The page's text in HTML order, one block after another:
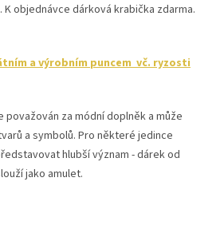
objednávce dárková krabička zdarma.
a výrobním puncem vč. ryzosti
považován za módní doplněk a může
a symbolů. Pro některé jedince
hlubší význam - dárek od
jako amulet.